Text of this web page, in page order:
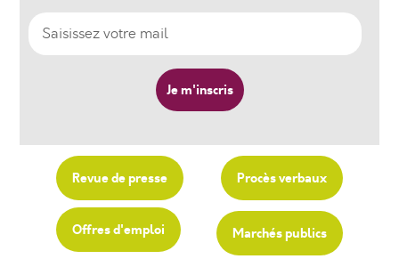
Revue de presse Procès verbaux
Offres d'emploi Marchés publics